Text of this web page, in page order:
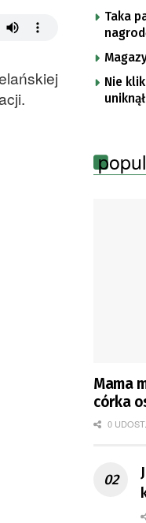
Taka
Nie
Mama
córka
0 UDOST.